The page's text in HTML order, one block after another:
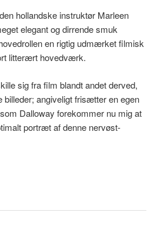
hollandske instruktør Marleen
elegant og dirrende smuk
en rigtig udmærket filmisk
litterært hovedværk.
sig fra film blandt andet derved,
billeder; angiveligt frisætter en egen
Dalloway forekommer nu mig at
portræt af denne nervøst-